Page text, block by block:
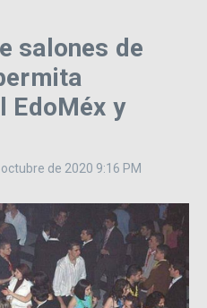
salones de
EdoMéx y
de 2020 9:16 PM